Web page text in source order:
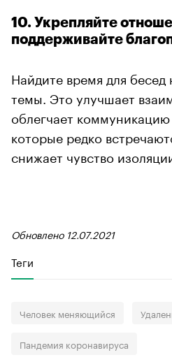
10. Укрепляйте
поддерживайте
Найдите время для
темы. Это улучшает
облегчает коммуникацию
которые редко
снижает чувство
Обновлено 12.07.2021
Теги
Человек меняющийся
Пандемия коронавируса